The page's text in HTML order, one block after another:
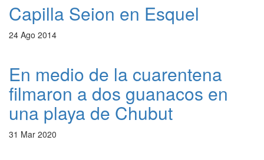
Capilla Seion en Esquel
24 Ago 2014
En medio de la cuarentena
filmaron a dos guanacos en
una playa de Chubut
31 Mar 2020